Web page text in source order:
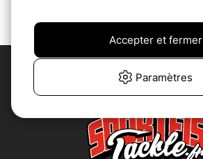
Paramètres
Accepter et fermer